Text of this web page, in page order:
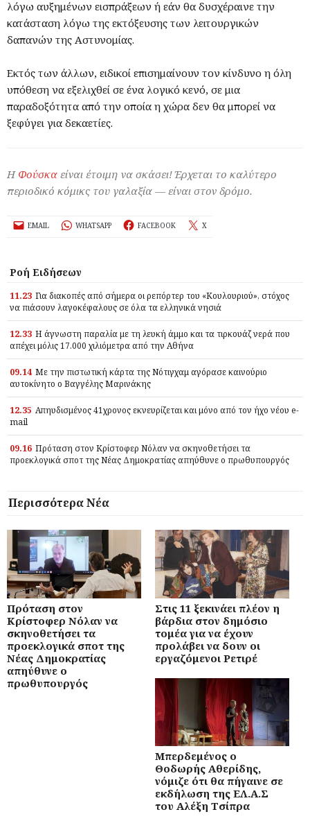
λόγω αυξημένων εισπράξεων ή εάν θα δυσχέραινε την
κατάσταση λόγω της εκτόξευσης των λειτουργικών
δαπανών της Αστυνομίας.
Εκτός των άλλων, ειδικοί επισημαίνουν τον κίνδυνο η όλη
υπόθεση να εξελιχθεί σε ένα λογικό κενό, σε μια
παραδοξότητα από την οποία η χώρα δεν θα μπορεί να
ξεφύγει για δεκαετίες.
Η Φούσκα είναι έτοιμη να σκάσει! Έρχεται το καλύτερο
περιοδικό κόμικς του γαλαξία — είναι στον δρόμο.
EMAIL WHATSAPP FACEBOOK X
Ροή Ειδήσεων
11.23 Για διακοπές από σήμερα οι ρεπόρτερ του «Κουλουριού», στόχος
να πιάσουν λαγοκέφαλους σε όλα τα ελληνικά νησιά
12.33 Η άγνωστη παραλία με τη λευκή άμμο και τα τιρκουάζ νερά που
απέχει μόλις 17.000 χιλιόμετρα από την Αθήνα
09.14 Με την πιστωτική κάρτα της Νότιγχαμ αγόρασε καινούριο
αυτοκίνητο ο Βαγγέλης Μαρινάκης
12.35 Απηυδισμένος 41χρονος εκνευρίζεται και μόνο από τον ήχο νέου e-
mail
09.16 Πρόταση στον Κρίστοφερ Νόλαν να σκηνοθετήσει τα
προεκλογικά σποτ της Νέας Δημοκρατίας απηύθυνε ο πρωθυπουργός
Περισσότερα Νέα
Πρόταση στον
Κρίστοφερ Νόλαν να
σκηνοθετήσει τα
προεκλογικά σποτ της
Νέας Δημοκρατίας
απηύθυνε ο
πρωθυπουργός
Στις 11 ξεκινάει πλέον η
βάρδια στον δημόσιο
τομέα για να έχουν
προλάβει να δουν οι
εργαζόμενοι Ρετιρέ
Μπερδεμένος ο
Θοδωρής Αθερίδης,
νόμιζε ότι θα πήγαινε σε
εκδήλωση της ΕΛ.Α.Σ
του Αλέξη Τσίπρα